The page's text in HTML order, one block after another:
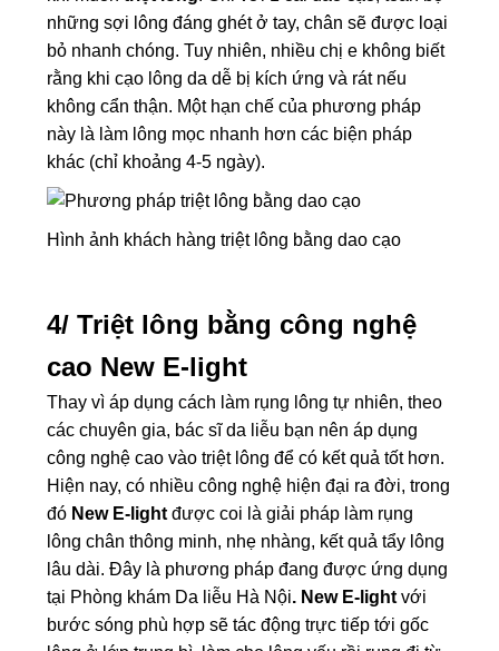
những sợi lông đáng ghét ở tay, chân sẽ được loại
bỏ nhanh chóng. Tuy nhiên, nhiều chị e không biết
rằng khi cạo lông da dễ bị kích ứng và rát nếu
không cẩn thận. Một hạn chế của phương pháp
này là làm lông mọc nhanh hơn các biện pháp
khác (chỉ khoảng 4-5 ngày).
Hình ảnh khách hàng triệt lông bằng dao cạo
4/ Triệt lông bằng công nghệ
cao New E-light
Thay vì áp dụng cách làm rụng lông tự nhiên, theo
các chuyên gia, bác sĩ da liễu bạn nên áp dụng
công nghệ cao vào triệt lông để có kết quả tốt hơn.
Hiện nay, có nhiều công nghệ hiện đại ra đời, trong
đó New E-light được coi là giải pháp làm rụng
lông chân thông minh, nhẹ nhàng, kết quả tẩy lông
lâu dài. Đây là phương pháp đang được ứng dụng
tại Phòng khám Da liễu Hà Nội. New E-light với
bước sóng phù hợp sẽ tác động trực tiếp tới gốc